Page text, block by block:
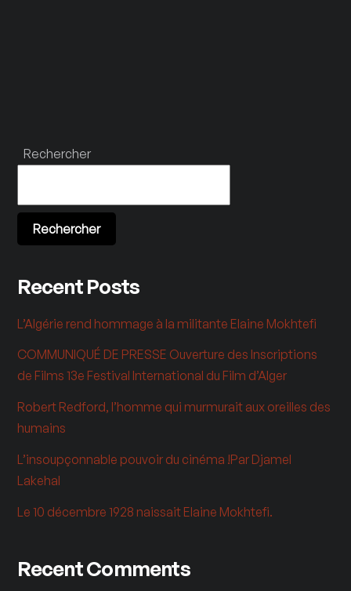
Rechercher
Rechercher
Recent Posts
L’Algérie rend hommage à la militante Elaine Mokhtefi
COMMUNIQUÉ DE PRESSE Ouverture des Inscriptions
de Films 13e Festival International du Film d’Alger
Robert Redford, l’homme qui murmurait aux oreilles des
humains
L’insoupçonnable pouvoir du cinéma !Par Djamel
Lakehal
Le 10 décembre 1928 naissait Elaine Mokhtefi.
Recent Comments